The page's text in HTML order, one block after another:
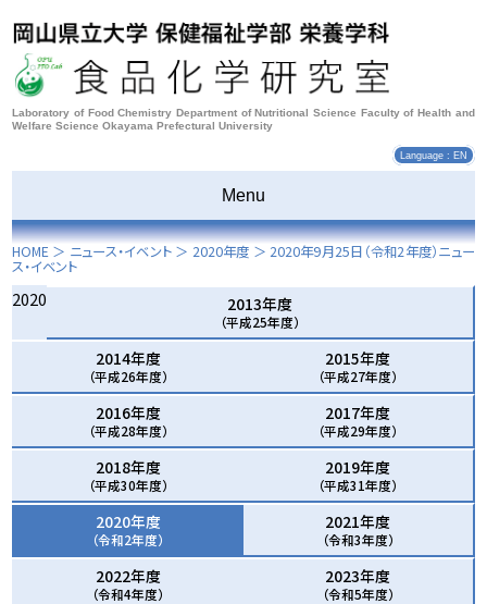
Laboratory of Food Chemistry Department of Nutritional Science Faculty of Health and
Welfare Science Okayama Prefectural University
Language : EN
Menu
HOME ＞ ニュース・イベント ＞ 2020年度 ＞ 2020年9月25日 （令和2年度）ニュー
ス・イベント
2020 2013年度
（平成25年度）
2014年度
（平成26年度）
2015年度
（平成27年度）
2016年度
（平成28年度）
2017年度
（平成29年度）
2018年度
（平成30年度）
2019年度
（平成31年度）
2020年度
（令和2年度）
2021年度
（令和3年度）
2022年度
（令和4年度）
2023年度
（令和5年度）